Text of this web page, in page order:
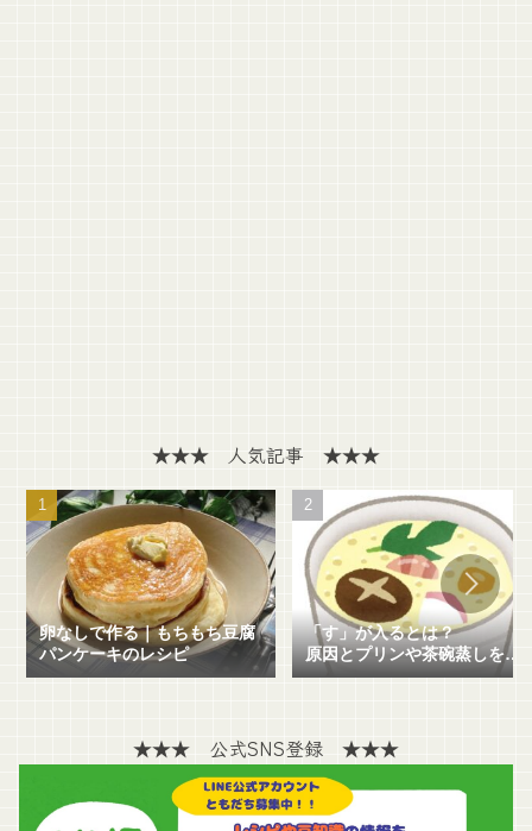
★★★ 人気記事 ★★★
卵なしで作る｜もちもち豆腐
パンケーキのレシピ
「す」が入るとは？
原因とプリンや茶碗蒸しを失
敗せずに作る方法を解説！
★★★ 公式SNS登録 ★★★